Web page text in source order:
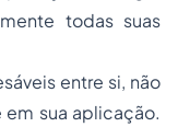
todas suas
entre si, não
sua aplicação.